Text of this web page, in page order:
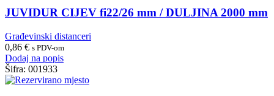
JUVIDUR CIJEV fi22/26 mm / DULJINA 2000 mm
Građevinski distanceri
0,86 € s PDV-om
Dodaj na popis
Šifra: 001933